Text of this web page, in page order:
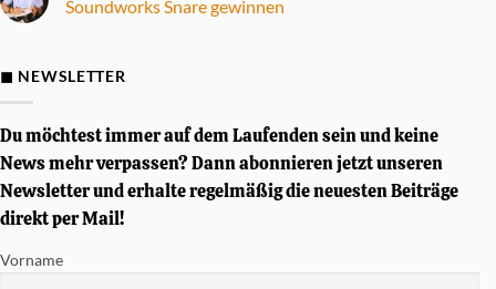
im
mit
Soundworks Snare gewinnen
D&P
Gewinnspiel
Simon
Phillips
signierte
Tama
Soundworks
Snare
gewinnen
◼ NEWSLETTER
Du möchtest immer auf dem Laufenden sein und keine
News mehr verpassen? Dann abonnieren jetzt unseren
Newsletter und erhalte regelmäßig die neuesten Beiträge
direkt per Mail!
Vorname